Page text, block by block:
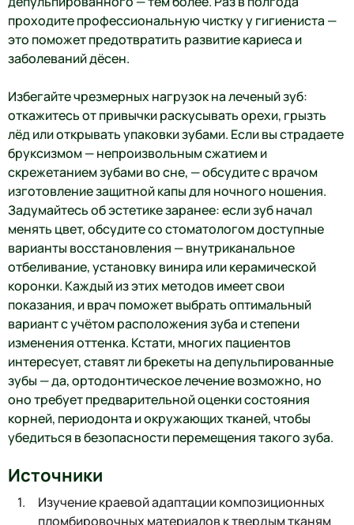
проходите профессиональную чистку у гигиениста —
это поможет предотвратить развитие кариеса и
заболеваний дёсен.
Избегайте чрезмерных нагрузок на леченый зуб:
откажитесь от привычки раскусывать орехи, грызть
лёд или открывать упаковки зубами. Если вы страдаете
бруксизмом — непроизвольным сжатием и
скрежетанием зубами во сне, — обсудите с врачом
изготовление защитной капы для ночного ношения.
Задумайтесь об эстетике заранее: если зуб начал
менять цвет, обсудите со стоматологом доступные
варианты восстановления — внутриканальное
отбеливание, установку винира или керамической
коронки. Каждый из этих методов имеет свои
показания, и врач поможет выбрать оптимальный
вариант с учётом расположения зуба и степени
изменения оттенка. Кстати, многих пациентов
интересует, ставят ли брекеты на депульпированные
зубы — да, ортодонтическое лечение возможно, но
оно требует предварительной оценки состояния
корней, периодонта и окружающих тканей, чтобы
убедиться в безопасности перемещения такого зуба.
Источники
Изучение краевой адаптации композиционных
пломбировочных материалов к твердым тканям